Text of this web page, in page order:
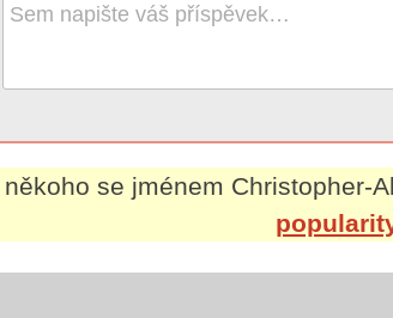
se jménem Christopher-